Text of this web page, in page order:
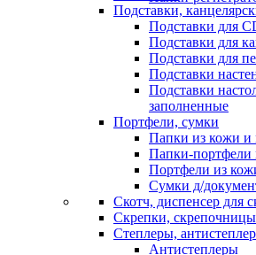
Подставки,
Подставки для
Подставки для
Подставки для
Подставки
Подставки
заполненные
Портфели, сумки
Папки из кожи и
Папки-портфели
Портфели из
Сумки д/
Скотч, диспенсер для
Скрепки, скрепочницы
Степлеры,
Антистеплеры